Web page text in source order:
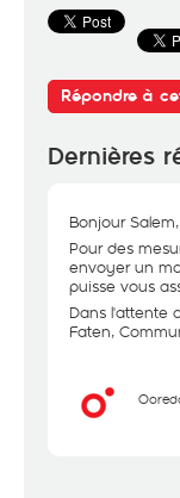
Répondre à
Dernières
Bonjour Salem,
Pour des
envoyer un
puisse vous
Dans l'attente
Faten,